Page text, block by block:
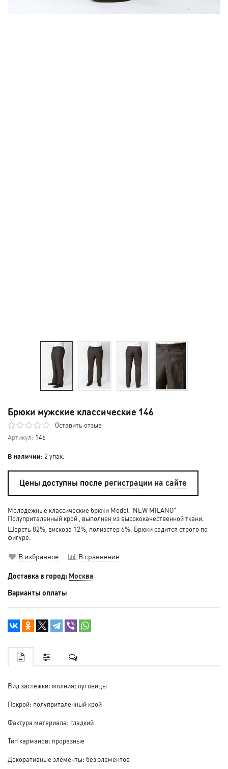
Брюки мужские классические 146
Оставить отзыв
Артикул: 146
В наличии: 2 упак.
Цены доступны после регистрации на сайте
Молодежные классические брюки Model "NEW MILANO"
Полуприталенный крой , выполнен из высококачественной ткани.
Шерсть 82%, вискоза 12%, полиэстер 6%. Брюки садится строго по
фигуре.
В избранное В сравнение
Доставка в город: Москва
Варианты оплаты
Вид застежки: молния; пуговицы
Покрой: полуприталенный крой
Фактура материала: гладкий
Тип карманов: прорезные
Декоративные элементы: без элементов